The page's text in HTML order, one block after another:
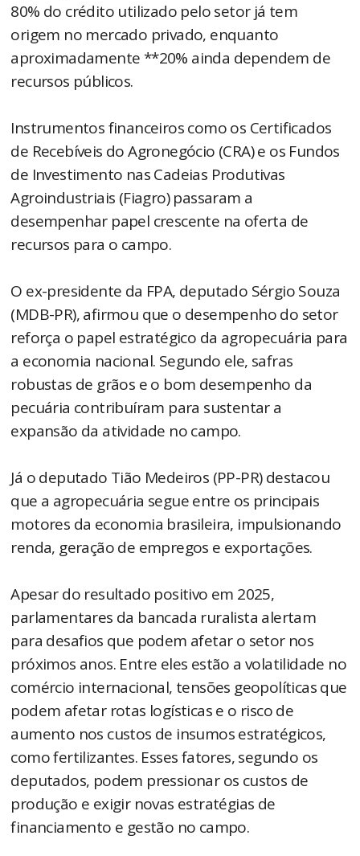
80% do crédito utilizado pelo setor já tem
origem no mercado privado, enquanto
aproximadamente **20% ainda dependem de
recursos públicos.
Instrumentos financeiros como os Certificados
de Recebíveis do Agronegócio (CRA) e os Fundos
de Investimento nas Cadeias Produtivas
Agroindustriais (Fiagro) passaram a
desempenhar papel crescente na oferta de
recursos para o campo.
O ex-presidente da FPA, deputado Sérgio Souza
(MDB-PR), afirmou que o desempenho do setor
reforça o papel estratégico da agropecuária para
a economia nacional. Segundo ele, safras
robustas de grãos e o bom desempenho da
pecuária contribuíram para sustentar a
expansão da atividade no campo.
Já o deputado Tião Medeiros (PP-PR) destacou
que a agropecuária segue entre os principais
motores da economia brasileira, impulsionando
renda, geração de empregos e exportações.
Apesar do resultado positivo em 2025,
parlamentares da bancada ruralista alertam
para desafios que podem afetar o setor nos
próximos anos. Entre eles estão a volatilidade no
comércio internacional, tensões geopolíticas que
podem afetar rotas logísticas e o risco de
aumento nos custos de insumos estratégicos,
como fertilizantes. Esses fatores, segundo os
deputados, podem pressionar os custos de
produção e exigir novas estratégias de
financiamento e gestão no campo.